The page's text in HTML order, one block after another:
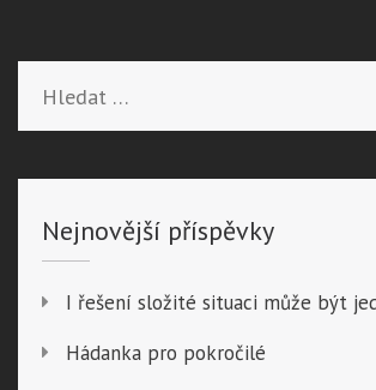
Nejnovější příspěvky
I řešení složité situaci může být
Hádanka pro pokročilé